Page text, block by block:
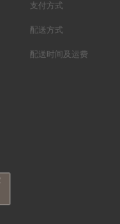
支付方式
配送方式
配送时间及运费